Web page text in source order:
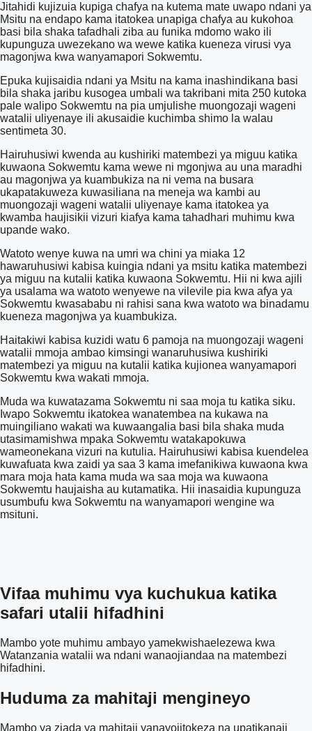
Jitahidi kujizuia kupiga chafya na kutema mate uwapo ndani ya
Msitu na endapo kama itatokea unapiga chafya au kukohoa
basi bila shaka tafadhali ziba au funika mdomo wako ili
kupunguza uwezekano wa wewe katika kueneza virusi vya
magonjwa kwa wanyamapori Sokwemtu.
Epuka kujisaidia ndani ya Msitu na kama inashindikana basi
bila shaka jaribu kusogea umbali wa takribani mita 250 kutoka
pale walipo Sokwemtu na pia umjulishe muongozaji wageni
watalii uliyenaye ili akusaidie kuchimba shimo la walau
sentimeta 30.
Hairuhusiwi kwenda au kushiriki matembezi ya miguu katika
kuwaona Sokwemtu kama wewe ni mgonjwa au una maradhi
au magonjwa ya kuambukiza na ni vema na busara
ukapatakuweza kuwasiliana na meneja wa kambi au
muongozaji wageni watalii uliyenaye kama itatokea ya
kwamba haujisikii vizuri kiafya kama tahadhari muhimu kwa
upande wako.
Watoto wenye kuwa na umri wa chini ya miaka 12
hawaruhusiwi kabisa kuingia ndani ya msitu katika matembezi
ya miguu na kutalii katika kuwaona Sokwemtu. Hii ni kwa ajili
ya usalama wa watoto wenyewe na vilevile pia kwa afya ya
Sokwemtu kwasababu ni rahisi sana kwa watoto wa binadamu
kueneza magonjwa ya kuambukiza.
Haitakiwi kabisa kuzidi watu 6 pamoja na muongozaji wageni
watalii mmoja ambao kimsingi wanaruhusiwa kushiriki
matembezi ya miguu na kutalii katika kujionea wanyamapori
Sokwemtu kwa wakati mmoja.
Muda wa kuwatazama Sokwemtu ni saa moja tu katika siku.
Iwapo Sokwemtu ikatokea wanatembea na kukawa na
muingiliano wakati wa kuwaangalia basi bila shaka muda
utasimamishwa mpaka Sokwemtu watakapokuwa
wameonekana vizuri na kutulia. Hairuhusiwi kabisa kuendelea
kuwafuata kwa zaidi ya saa 3 kama imefanikiwa kuwaona kwa
mara moja hata kama muda wa saa moja wa kuwaona
Sokwemtu haujaisha au kutamatika. Hii inasaidia kupunguza
usumbufu kwa Sokwemtu na wanyamapori wengine wa
msituni.
Vifaa muhimu vya kuchukua katika
safari utalii hifadhini
Mambo yote muhimu ambayo yamekwishaelezewa kwa
Watanzania watalii wa ndani wanaojiandaa na matembezi
hifadhini.
Huduma za mahitaji mengineyo
Mambo ya ziada ya mahitaji yanayojitokeza na upatikanaji